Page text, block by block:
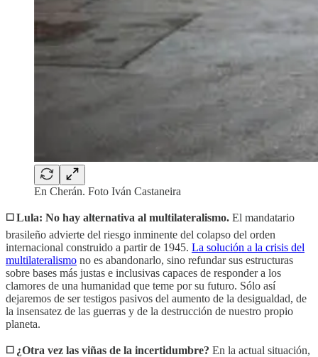
En Cherán. Foto Iván Castaneira
◻️ Lula: No hay alternativa al multilateralismo. El mandatario
brasileño advierte del riesgo inminente del colapso del orden
internacional construido a partir de 1945. La solución a la crisis del
multilateralismo no es abandonarlo, sino refundar sus estructuras
sobre bases más justas e inclusivas capaces de responder a los
clamores de una humanidad que teme por su futuro. Sólo así
dejaremos de ser testigos pasivos del aumento de la desigualdad, de
la insensatez de las guerras y de la destrucción de nuestro propio
planeta.
◻️ ¿Otra vez las viñas de la incertidumbre? En la actual situación,